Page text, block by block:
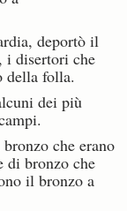
deportò il
i disertori che
della folla.
dei più
che erano
di bronzo che
il bronzo a